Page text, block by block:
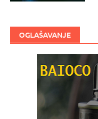
OGLAŠAVANJE